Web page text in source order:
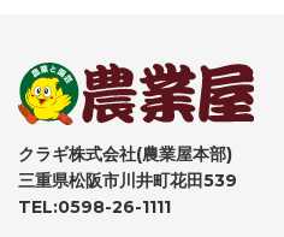
クラギ株式会社(農業屋本部)
三重県松阪市川井町花田539
TEL:0598-26-1111